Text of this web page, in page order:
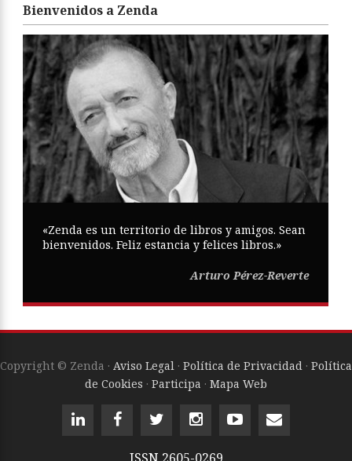
Bienvenidos a Zenda
«Zenda es un territorio de libros y amigos. Sean
bienvenidos. Feliz estancia y felices libros.»
Arturo Pérez-Reverte
Copyright © Zenda · Aviso Legal · Política de Privacidad · Política
de Cookies · Participa · Mapa Web